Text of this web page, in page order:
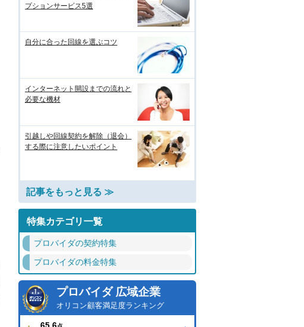
プションサービス5選
自分に合った回線を選ぶコツ
インターネット開設までの流れと
必要な機材
引越しや回線契約を解除（退会）
する際に注意したいポイント
記事をもっと見る ≫
特集カテゴリ一覧
プロバイダの契約特集
プロバイダの料金特集
プロバイダ 広域企業
オリコン顧客満足度ランキング
65.6